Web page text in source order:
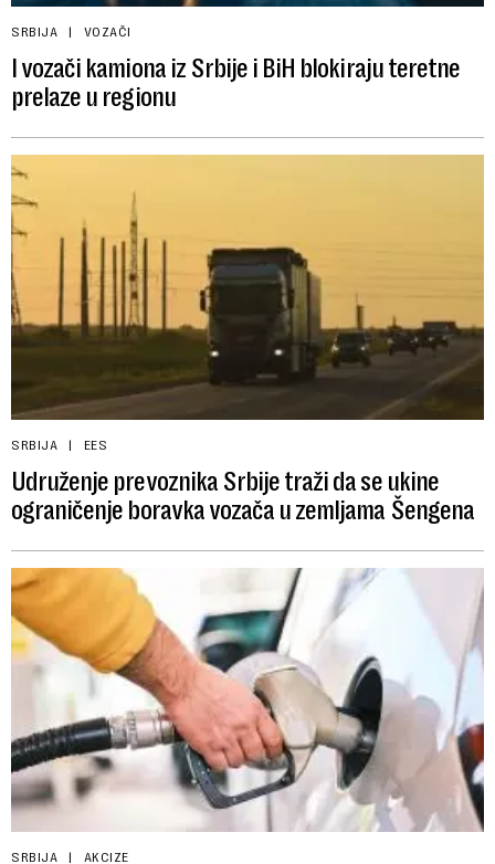
SRBIJA VOZAČI
I vozači kamiona iz Srbije i BiH blokiraju teretne
prelaze u regionu
SRBIJA EES
Udruženje prevoznika Srbije traži da se ukine
ograničenje boravka vozača u zemljama Šengena
SRBIJA AKCIZE